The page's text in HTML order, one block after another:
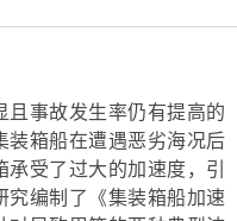
且事故发生率仍有提高的
装箱船在遭遇恶劣海况后
受了过大的加速度，引
究编制了《集装箱船加速